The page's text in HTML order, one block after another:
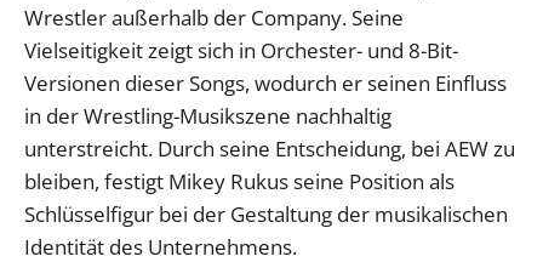
Wrestler außerhalb der Company. Seine
Vielseitigkeit zeigt sich in Orchester- und 8-Bit-
Versionen dieser Songs, wodurch er seinen Einfluss
in der Wrestling-Musikszene nachhaltig
unterstreicht. Durch seine Entscheidung, bei AEW zu
bleiben, festigt Mikey Rukus seine Position als
Schlüsselfigur bei der Gestaltung der musikalischen
Identität des Unternehmens.